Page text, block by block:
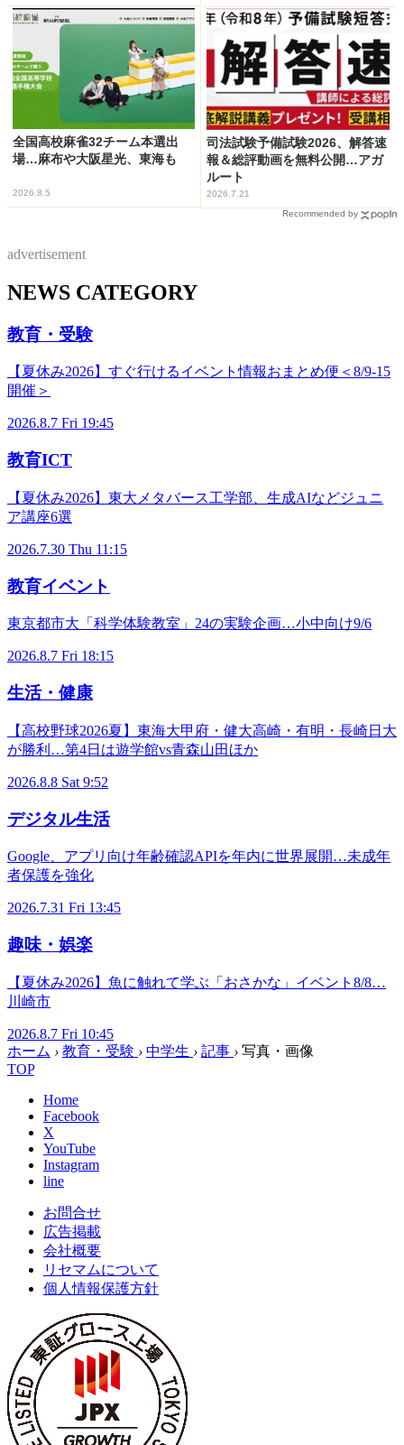
全国高校麻雀32チーム本選出
場…麻布や大阪星光、東海も
2026.8.5
司法試験予備試験2026、解答速
報＆総評動画を無料公開…アガ
ルート
2026.7.21
Recommended by
advertisement
NEWS CATEGORY
教育・受験
【夏休み2026】すぐ行けるイベント情報おまとめ便＜8/9-15
開催＞
2026.8.7 Fri 19:45
教育ICT
【夏休み2026】東大メタバース工学部、生成AIなどジュニ
ア講座6選
2026.7.30 Thu 11:15
教育イベント
東京都市大「科学体験教室」24の実験企画…小中向け9/6
2026.8.7 Fri 18:15
生活・健康
【高校野球2026夏】東海大甲府・健大高崎・有明・長崎日大
が勝利…第4日は遊学館vs青森山田ほか
2026.8.8 Sat 9:52
デジタル生活
Google、アプリ向け年齢確認APIを年内に世界展開…未成年
者保護を強化
2026.7.31 Fri 13:45
趣味・娯楽
【夏休み2026】魚に触れて学ぶ「おさかな」イベント8/8…
川崎市
2026.8.7 Fri 10:45
ホーム › 教育・受験 › 中学生 › 記事 › 写真・画像
TOP
Home
Facebook
X
YouTube
Instagram
line
お問合せ
広告掲載
会社概要
リセマムについて
個人情報保護方針